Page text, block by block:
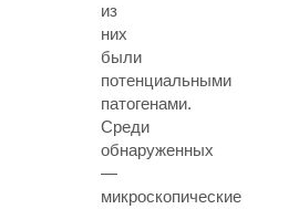
из
них
были
потенциальными
патогенами.
Среди
обнаруженных
—
микроскопические